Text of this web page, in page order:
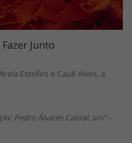
Junto
Estelles e Cauê Alves, a
Pedro Álvares Cabral, s/nº -